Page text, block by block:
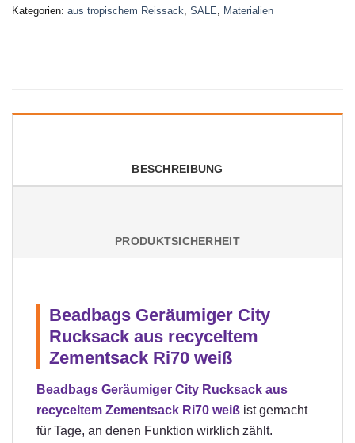
Kategorien: aus tropischem Reissack, SALE, Materialien
BESCHREIBUNG
PRODUKTSICHERHEIT
Beadbags Geräumiger City
Rucksack aus recyceltem
Zementsack Ri70 weiß
Beadbags Geräumiger City Rucksack aus
recyceltem Zementsack Ri70 weiß ist gemacht
für Tage, an denen Funktion wirklich zählt.